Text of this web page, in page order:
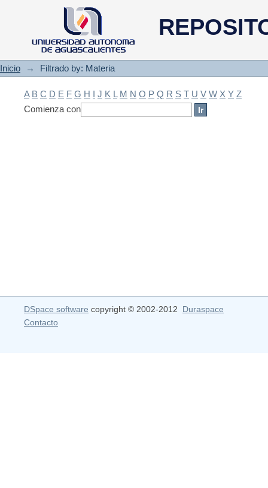
Filtrado by: Materia
Inicio → Filtrado by: Materia
A B C D E F G H I J K L M N O P Q R S T U V W X Y Z
Comienza con
DSpace software copyright © 2002-2012 Duraspace
Contacto